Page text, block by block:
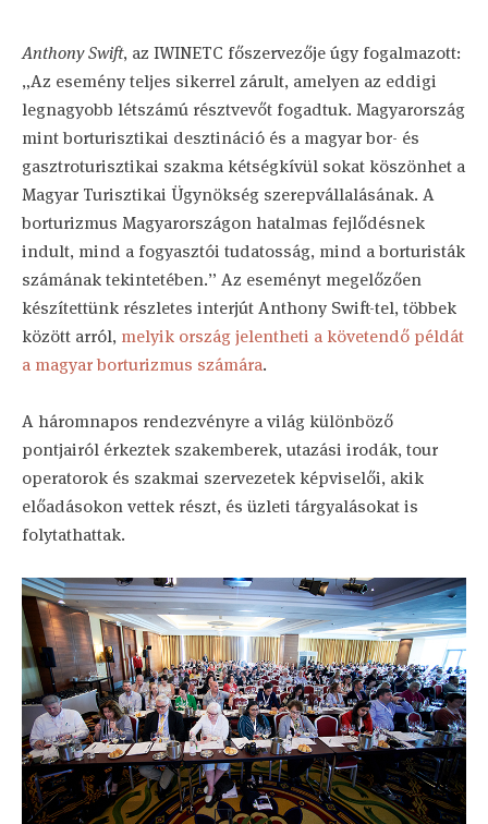
Anthony Swift, az IWINETC főszervezője úgy fogalmazott:
„Az esemény teljes sikerrel zárult, amelyen az eddigi
legnagyobb létszámú résztvevőt fogadtuk. Magyarország
mint borturisztikai desztináció és a magyar bor- és
gasztroturisztikai szakma kétségkívül sokat köszönhet a
Magyar Turisztikai Ügynökség szerepvállalásának. A
borturizmus Magyarországon hatalmas fejlődésnek
indult, mind a fogyasztói tudatosság, mind a borturisták
számának tekintetében.” Az eseményt megelőzően
készítettünk részletes interjút Anthony Swift-tel, többek
között arról, melyik ország jelentheti a követendő példát
a magyar borturizmus számára.
A háromnapos rendezvényre a világ különböző
pontjairól érkeztek szakemberek, utazási irodák, tour
operatorok és szakmai szervezetek képviselői, akik
előadásokon vettek részt, és üzleti tárgyalásokat is
folytathattak.